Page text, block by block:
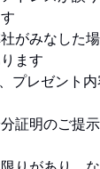
がみなした
ます
プレゼント
証明のご提